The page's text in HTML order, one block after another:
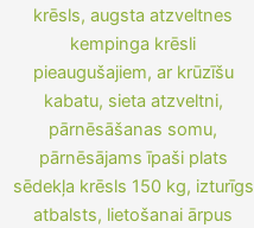
krēsls, augsta atzveltnes
kempinga krēsli
pieaugušajiem, ar krūzīšu
kabatu, sieta atzveltni,
pārnēsāšanas somu,
pārnēsājams īpaši plats
sēdekļa krēsls 150 kg, izturīgs
atbalsts, lietošanai ārpus